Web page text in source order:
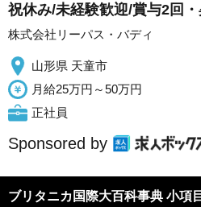
祝休み/未経験歓迎/賞与2回
株式会社リーパス・バディ
山形県 天童市
月給25万円～50万円
正社員
Sponsored by
ブリタニカ国際大百科事典 小項